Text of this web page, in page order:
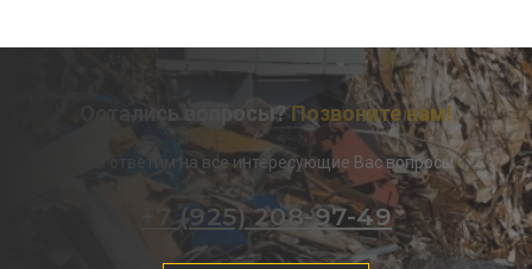
Остались вопросы? Позвоните нам!
Мы ответим на все интересующие Вас вопросы
+7 (925) 208-97-49